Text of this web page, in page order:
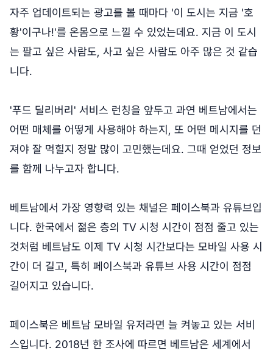
자주 업데이트되는 광고를 볼 때마다 '이 도시는 지금 '호
황'이구나!'를 온몸으로 느낄 수 있었는데요. 지금 이 도시
는 팔고 싶은 사람도, 사고 싶은 사람도 아주 많은 것 같습
니다.
'푸드 딜리버리' 서비스 런칭을 앞두고 과연 베트남에서는
어떤 매체를 어떻게 사용해야 하는지, 또 어떤 메시지를 던
져야 잘 먹힐지 정말 많이 고민했는데요. 그때 얻었던 정보
를 함께 나누고자 합니다.
베트남에서 가장 영향력 있는 채널은 페이스북과 유튜브입
니다. 한국에서 젊은 층의 TV 시청 시간이 점점 줄고 있는
것처럼 베트남도 이제 TV 시청 시간보다는 모바일 사용 시
간이 더 길고, 특히 페이스북과 유튜브 사용 시간이 점점
길어지고 있습니다.
페이스북은 베트남 모바일 유저라면 늘 켜놓고 있는 서비
스입니다. 2018년 한 조사에 따르면 베트남은 세계에서